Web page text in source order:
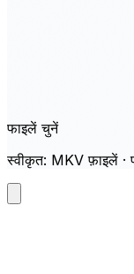
फाइलें चुनें
स्वीकृत: MKV फ़ाइलें ·